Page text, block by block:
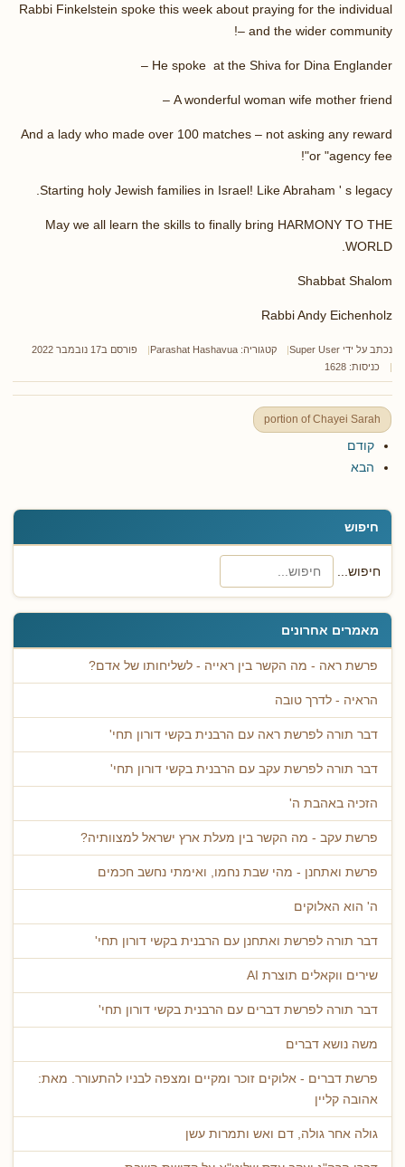
חיפוש
חיפוש...
מאמרים אחרונים
פרשת ראה - מה הקשר בין ראייה - לשליחותו של אדם?
הראיה - לדרך טובה
דבר תורה לפרשת ראה עם הרבנית בקשי דורון תחי'
דבר תורה לפרשת עקב עם הרבנית בקשי דורון תחי'
הזכיה באהבת ה'
פרשת עקב - מה הקשר בין מעלת ארץ ישראל למצוותיה?
פרשת ואתחנן - מהי שבת נחמו, ואימתי נחשב חכמים
ה' הוא האלוקים
דבר תורה לפרשת ואתחנן עם הרבנית בקשי דורון תחי'
שירים ווקאלים תוצרת AI
דבר תורה לפרשת דברים עם הרבנית בקשי דורון תחי'
משה נושא דברים
פרשת דברים - אלוקים זוכר ומקיים ומצפה לבניו להתעורר. מאת:
אהובה קליין
גולה אחר גולה, דם ואש ותמרות עשן
Rabbi Finkelstein spoke this week about praying for the individual
– and the wider community!
He spoke at the Shiva for Dina Englander –
A wonderful woman wife mother friend –
And a lady who made over 100 matches – not asking any reward
or "agency fee"!
Starting holy Jewish families in Israel! Like Abraham ' s legacy.
May we all learn the skills to finally bring HARMONY TO THE
WORLD.
Shabbat Shalom
Rabbi Andy Eichenholz
נכתב על ידי Super User קטגוריה: Parashat Hashavua
פורסם ב17 נובמבר 2022
כניסות: 1628
portion of Chayei Sarah
קודם
הבא